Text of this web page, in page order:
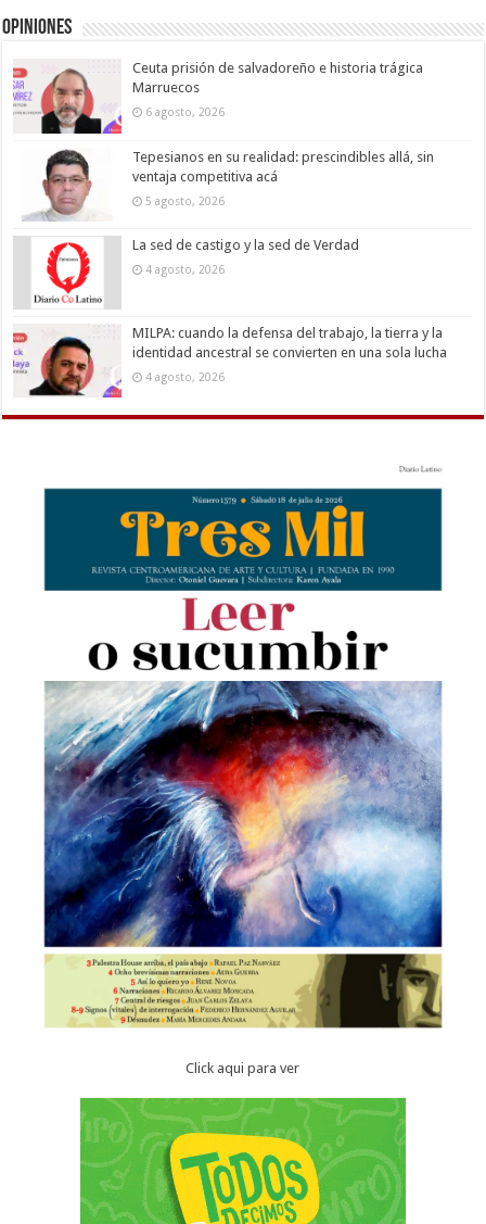
Opiniones
Ceuta prisión de salvadoreño e historia trágica
Marruecos
6 agosto, 2026
Tepesianos en su realidad: prescindibles allá, sin
ventaja competitiva acá
5 agosto, 2026
La sed de castigo y la sed de Verdad
4 agosto, 2026
MILPA: cuando la defensa del trabajo, la tierra y la
identidad ancestral se convierten en una sola lucha
4 agosto, 2026
Click aqui para ver